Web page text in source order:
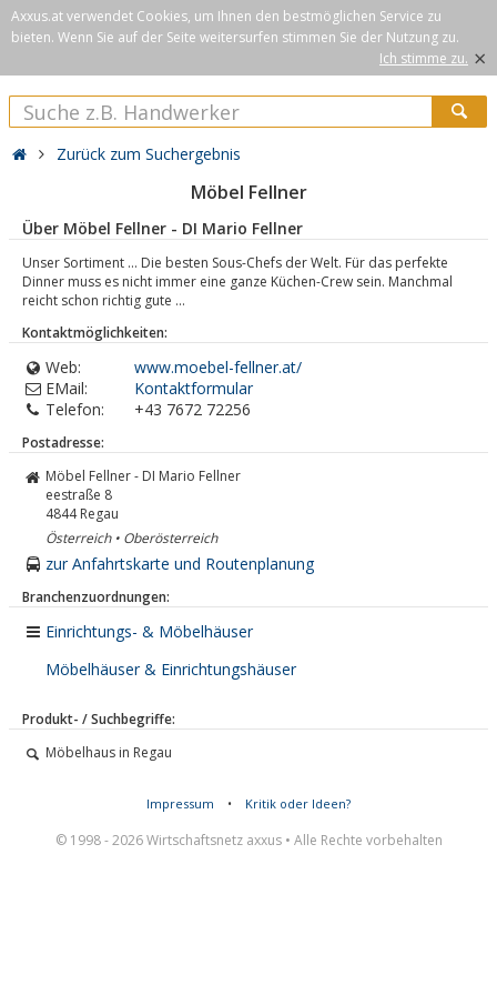
Axxus.at verwendet Cookies, um Ihnen den bestmöglichen Service zu
bieten. Wenn Sie auf der Seite weitersurfen stimmen Sie der Nutzung zu.
Ich stimme zu. ×
Zurück zum Suchergebnis
Möbel Fellner
Über Möbel Fellner - DI Mario Fellner
Unser Sortiment ... Die besten Sous-Chefs der Welt. Für das perfekte
Dinner muss es nicht immer eine ganze Küchen-Crew sein. Manchmal
reicht schon richtig gute ...
Kontaktmöglichkeiten:
Web:
www.moebel-fellner.at/
EMail:
Kontaktformular
Telefon:
+43 7672 72256
Postadresse:
Möbel Fellner - DI Mario Fellner
eestraße 8
4844 Regau
Österreich • Oberösterreich
zur Anfahrtskarte und Routenplanung
Branchenzuordnungen:
Einrichtungs- & Möbelhäuser
Möbelhäuser & Einrichtungshäuser
Produkt- / Suchbegriffe:
Möbelhaus in Regau
Impressum • Kritik oder Ideen?
© 1998 - 2026 Wirtschaftsnetz axxus • Alle Rechte vorbehalten